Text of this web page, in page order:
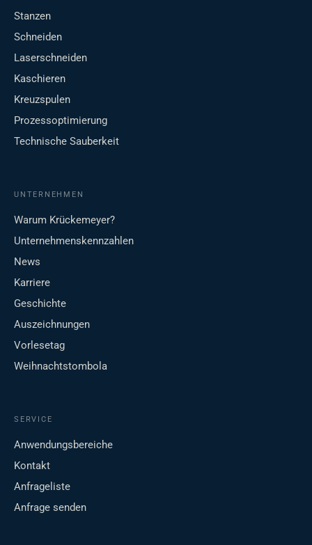
Stanzen
Schneiden
Laserschneiden
Kaschieren
Kreuzspulen
Prozessoptimierung
Technische Sauberkeit
UNTERNEHMEN
Warum Krückemeyer?
Unternehmenskennzahlen
News
Karriere
Geschichte
Auszeichnungen
Vorlesetag
Weihnachtstombola
SERVICE
Anwendungsbereiche
Kontakt
Anfrageliste
Anfrage senden